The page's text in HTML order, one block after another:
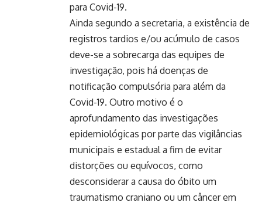
para Covid-19.
Ainda segundo a secretaria, a existência de
registros tardios e/ou acúmulo de casos
deve-se a sobrecarga das equipes de
investigação, pois há doenças de
notificação compulsória para além da
Covid-19. Outro motivo é o
aprofundamento das investigações
epidemiológicas por parte das vigilâncias
municipais e estadual a fim de evitar
distorções ou equívocos, como
desconsiderar a causa do óbito um
traumatismo craniano ou um câncer em